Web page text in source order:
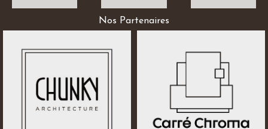
Nos Partenaires